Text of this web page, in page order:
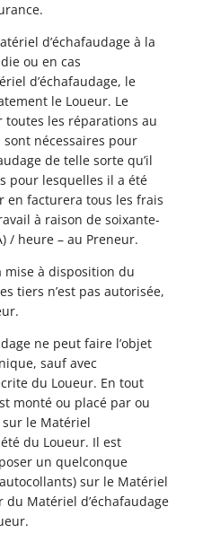
d’échafaudage à la
ou en cas
d’échafaudage, le
le Loueur. Le
toutes les réparations au
nécessaires pour
de telle sorte qu’il
pour lesquelles il a été
en facturera tous les frais
à raison de soixante-
/ heure – au Preneur.
mise à disposition du
tiers n’est pas autorisée,
ne peut faire l’objet
sauf avec
du Loueur. En tout
monté ou placé par ou
le Matériel
du Loueur. Il est
un quelconque
sur le Matériel
du Matériel d’échafaudage